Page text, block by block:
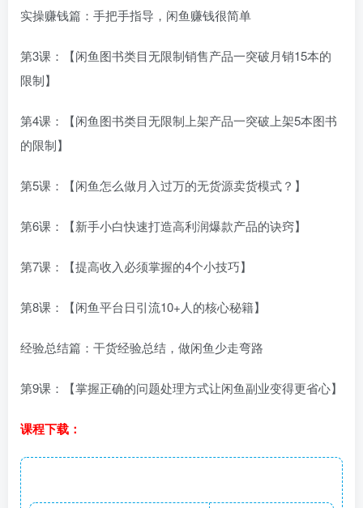
实操赚钱篇：手把手指导，闲鱼赚钱很简单
第3课：【闲鱼图书类目无限制销售产品一突破月销15本的
限制】
第4课：【闲鱼图书类目无限制上架产品一突破上架5本图书
的限制】
第5课：【闲鱼怎么做月入过万的无货源卖货模式？】
第6课：【新手小白快速打造高利润爆款产品的诀窍】
第7课：【提高收入必须掌握的4个小技巧】
第8课：【闲鱼平台日引流10+人的核心秘籍】
经验总结篇：干货经验总结，做闲鱼少走弯路
第9课：【掌握正确的问题处理方式让闲鱼副业变得更省心】
课程下载：